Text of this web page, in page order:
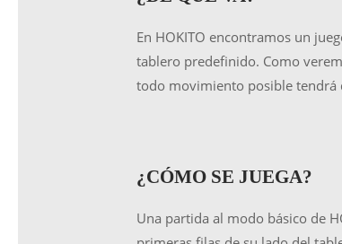
En HOKITO encontramos un
tablero predefinido. Como
todo movimiento posible tendrá
¿CÓMO SE JUEGA?
Una partida al modo básico de